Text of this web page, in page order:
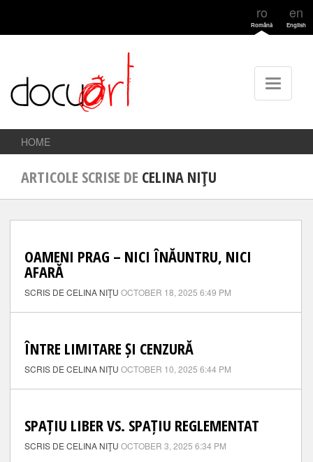
ro
Română
en
English
HOME
ARTICOLE SCRISE DE CELINA NIŢU
OAMENI PRAG – NICI ÎNĂUNTRU, NICI
AFARĂ
SCRIS DE CELINA NIŢU OCTOBER 18, 2025 6:49 PM
ÎNTRE LIMITARE ȘI CENZURĂ
SCRIS DE CELINA NIŢU OCTOBER 10, 2025 6:44 PM
SPAȚIU LIBER VS. SPAȚIU REGLEMENTAT
SCRIS DE CELINA NIŢU OCTOBER 3, 2025 6:34 PM